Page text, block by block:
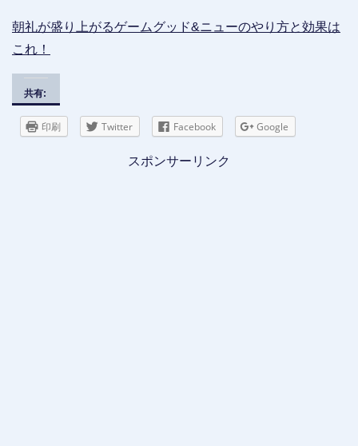
朝礼が盛り上がるゲームグッド&ニューのやり方と効果は
これ！
共有:
印刷 Twitter Facebook Google
スポンサーリンク